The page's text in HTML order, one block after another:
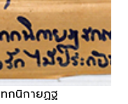
กนิกายฏฐ